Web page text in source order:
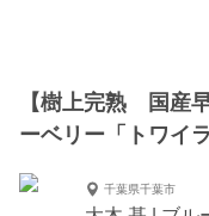
【樹上完熟 国産
ーベリー「トワイ
千葉県千葉市